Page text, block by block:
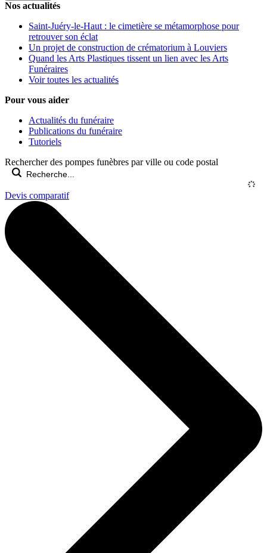
Nos actualités
Saint-Juéry-le-Haut : le cimetière se métamorphose pour
retrouver son éclat
Un projet de construction de crématorium à Louviers
Quand les Arts Plastiques tissent un lien avec les Arts
Funéraires
Voir toutes les actualités
Pour vous aider
Actualités du funéraire
Publications du funéraire
Tutoriels
Rechercher des pompes funèbres par ville ou code postal
Devis comparatif